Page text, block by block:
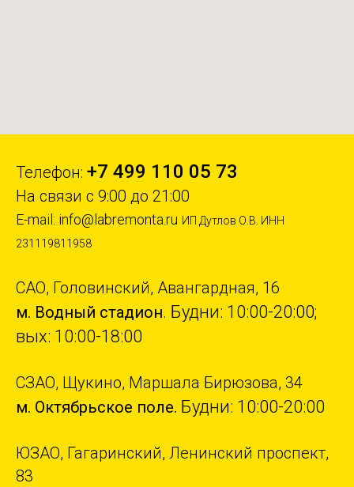
Телефон: +7 499 110 05 73
На связи с 9:00 до 21:00
E-mail: info@labremonta.ru ИП Дутлов О.В. ИНН
231119811958
САО, Головинский, Авангардная, 16
м. Водный стадион. Будни: 10:00-20:00;
вых: 10:00-18:00
СЗАО, Щукино, Маршала Бирюзова, 34
м. Октябрьское поле. Будни: 10:00-20:00
ЮЗАО, Гагаринский, Ленинский проспект,
83